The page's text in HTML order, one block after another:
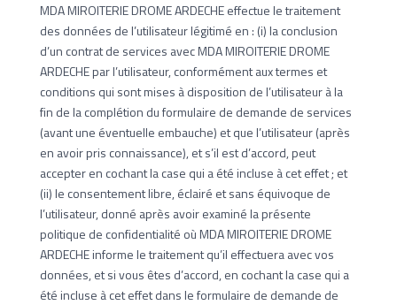
MDA MIROITERIE DROME ARDECHE effectue le traitement
des données de l’utilisateur légitimé en : (i) la conclusion
d’un contrat de services avec MDA MIROITERIE DROME
ARDECHE par l’utilisateur, conformément aux termes et
conditions qui sont mises à disposition de l’utilisateur à la
fin de la complétion du formulaire de demande de services
(avant une éventuelle embauche) et que l’utilisateur (après
en avoir pris connaissance), et s’il est d’accord, peut
accepter en cochant la case qui a été incluse à cet effet ; et
(ii) le consentement libre, éclairé et sans équivoque de
l’utilisateur, donné après avoir examiné la présente
politique de confidentialité où MDA MIROITERIE DROME
ARDECHE informe le traitement qu’il effectuera avec vos
données, et si vous êtes d’accord, en cochant la case qui a
été incluse à cet effet dans le formulaire de demande de